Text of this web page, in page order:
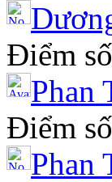
Điểm
Phan
Điểm
Phan